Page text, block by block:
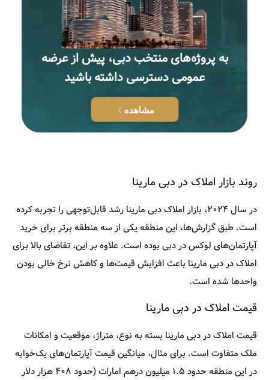
به پروژه‌های منتخب دبی، پیش از عرضه
عمومی دسترسی داشته باشید
مشاهده
روند بازار املاک در دبی مارینا
در سال ۲۰۲۴، بازار املاک دبی مارینا رشد قابل‌توجهی را تجربه کرده
است. طبق گزارش‌ها، این منطقه یکی از سه منطقه برتر برای خرید
آپارتمان‌های لوکس در دبی بوده است. علاوه بر این، تقاضای بالا برای
املاک در دبی مارینا باعث افزایش قیمت‌ها و کاهش نرخ خالی بودن
واحدها شده است.​
قیمت املاک در دبی مارینا
قیمت املاک در دبی مارینا بسته به نوع، متراژ، موقعیت و امکانات
ملک متفاوت است. برای مثال، میانگین قیمت آپارتمان‌های یک‌خوابه
در این منطقه حدود ۱.۵ میلیون درهم امارات (حدود ۴۰۸ هزار دلار